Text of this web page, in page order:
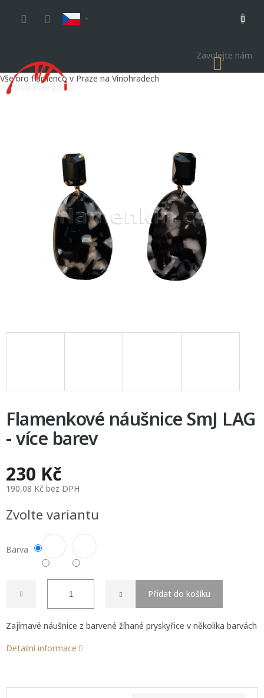
Zavolejte nám
Vše pro flamenco v Praze na Vinohradech
KOŠÍK
Flamenkové náušnice SmJ LAG
- více barev
230 Kč
190,08 Kč bez DPH
cena:
Zvolte variantu
Barva
Přidat do košíku
Zajímavé náušnice z barvené žíhané pryskyřice v několika barvách
Detailní informace